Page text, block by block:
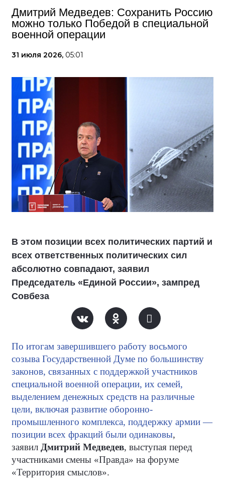
Дмитрий Медведев: Сохранить Россию
можно только Победой в специальной
военной операции
31 июля 2026, 05:01
В этом позиции всех политических партий и
всех ответственных политических сил
абсолютно совпадают, заявил
Председатель «Единой России», зампред
Совбеза
По итогам завершившего работу восьмого
созыва Государственной Думе по большинству
законов, связанных с поддержкой участников
специальной военной операции, их семей,
выделением денежных средств на различные
цели, включая развитие оборонно-
промышленного комплекса, поддержку армии —
позиции всех фракций были одинаковы,
заявил Дмитрий Медведев, выступая перед
участниками смены «Правда» на форуме
«Территория смыслов».